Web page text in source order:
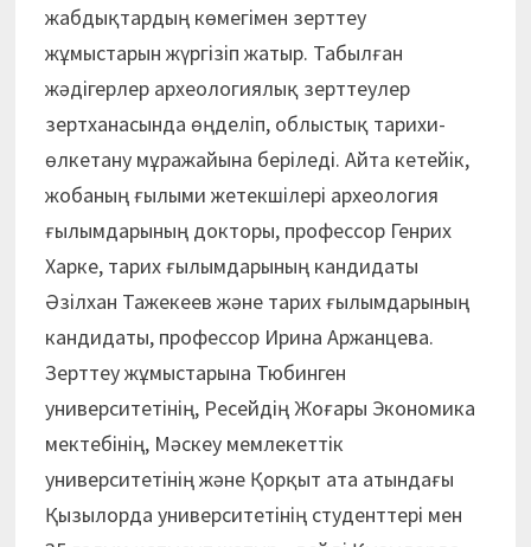
жабдықтардың көмегімен зерттеу
жұмыстарын жүргізіп жатыр. Табылған
жәдігерлер археологиялық зерттеулер
зертханасында өңделіп, облыстық тарихи-
өлкетану мұражайына беріледі. Айта кетейік,
жобаның ғылыми жетекшілері археология
ғылымдарының докторы, профессор Генрих
Харке, тарих ғылымдарының кандидаты
Әзілхан Тажекеев және тарих ғылымдарының
кандидаты, профессор Ирина Аржанцева.
Зерттеу жұмыстарына Тюбинген
университетінің, Ресейдің Жоғары Экономика
мектебінің, Мәскеу мемлекеттік
университетінің және Қорқыт ата атындағы
Қызылорда университетінің студенттері мен